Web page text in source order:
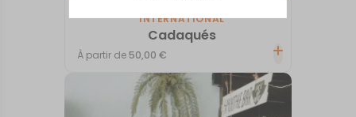
INTERNATIONAL
Cadaqués
À partir de 50,00€